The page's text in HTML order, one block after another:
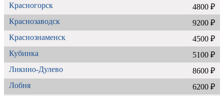
Красногорск
4800 ₽
Краснозаводск
9200 ₽
Краснознаменск
4500 ₽
Кубинка
5100 ₽
Ликино-Дулево
8600 ₽
Лобня
6200 ₽